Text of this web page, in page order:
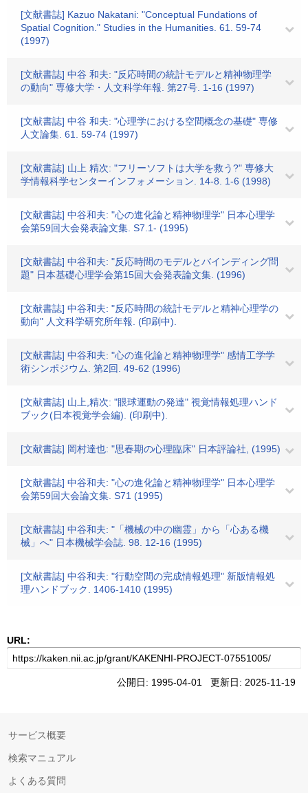
[文献書誌] Kazuo Nakatani: "Conceptual Fundations of
Spatial Cognition." Studies in the Humanities. 61. 59-74
(1997)
[文献書誌] 中谷 和夫: "反応時間の統計モデルと精神物理学
の動向" 専修大学・人文科学年報. 第27号. 1-16 (1997)
[文献書誌] 中谷 和夫: "心理学における空間概念の基礎" 専修
人文論集. 61. 59-74 (1997)
[文献書誌] 山上 精次: "フリーソフトは大学を救う?" 専修大
学情報科学センターインフォメーション. 14-8. 1-6 (1998)
[文献書誌] 中谷和夫: "心の進化論と精神物理学" 日本心理学
会第59回大会発表論文集. S7.1- (1995)
[文献書誌] 中谷和夫: "反応時間のモデルとバインディング問
題" 日本基礎心理学会第15回大会発表論文集. (1996)
[文献書誌] 中谷和夫: "反応時間の統計モデルと精神心理学の
動向" 人文科学研究所年報. (印刷中).
[文献書誌] 中谷和夫: "心の進化論と精神物理学" 感情工学学
術シンポジウム. 第2回. 49-62 (1996)
[文献書誌] 山上,精次: "眼球運動の発達" 視覚情報処理ハンド
ブック(日本視覚学会編). (印刷中).
[文献書誌] 岡村達也: "思春期の心理臨床" 日本評論社, (1995)
[文献書誌] 中谷和夫: "心の進化論と精神物理学" 日本心理学
会第59回大会論文集. S71 (1995)
[文献書誌] 中谷和夫: "「機械の中の幽霊」から「心ある機
械」へ" 日本機械学会誌. 98. 12-16 (1995)
[文献書誌] 中谷和夫: "行動空間の完成情報処理" 新版情報処
理ハンドブック. 1406-1410 (1995)
URL:
公開日: 1995-04-01 更新日: 2025-11-19
サービス概要
検索マニュアル
よくある質問